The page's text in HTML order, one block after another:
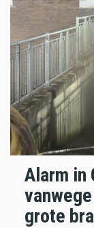
Alarm in
grote